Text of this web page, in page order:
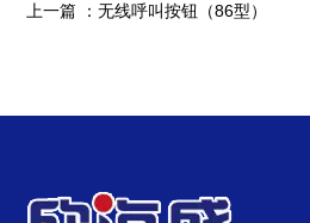
上一篇 ： 无线呼叫按钮（86型）